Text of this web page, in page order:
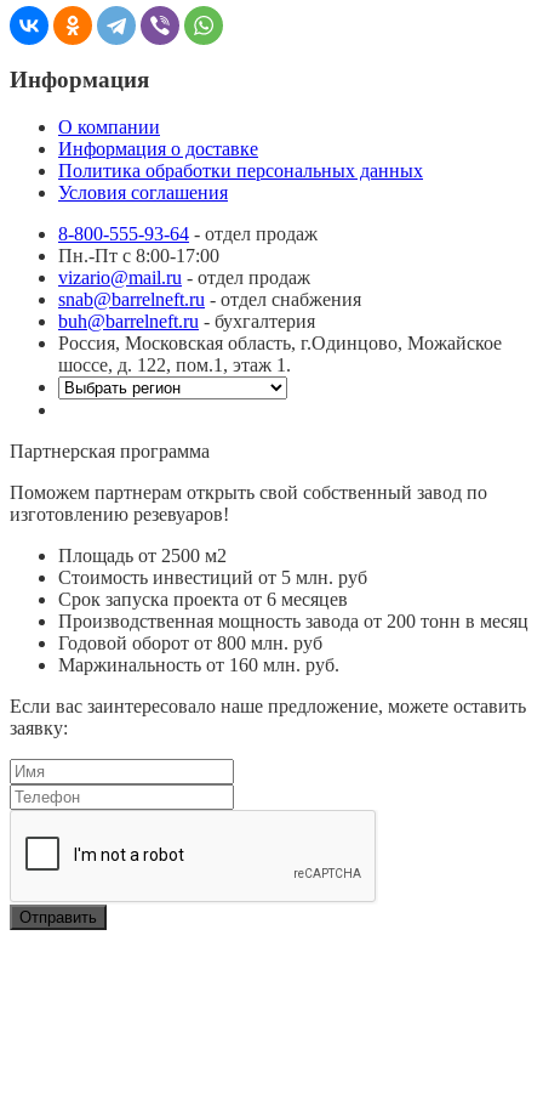
Информация
О компании
Информация о доставке
Политика обработки персональных данных
Условия соглашения
8-800-555-93-64 - отдел продаж
Пн.-Пт с 8:00-17:00
vizario@mail.ru - отдел продаж
snab@barrelneft.ru - отдел снабжения
buh@barrelneft.ru - бухгалтерия
Россия, Московская область, г.Одинцово, Можайское
шоссе, д. 122, пом.1, этаж 1.
Партнерская программа
Поможем партнерам открыть свой собственный завод по
изготовлению резевуаров!
Площадь от 2500 м2
Стоимость инвестиций от 5 млн. руб
Срок запуска проекта от 6 месяцев
Производственная мощность завода от 200 тонн в месяц
Годовой оборот от 800 млн. руб
Маржинальность от 160 млн. руб.
Если вас заинтересовало наше предложение, можете оставить
заявку: